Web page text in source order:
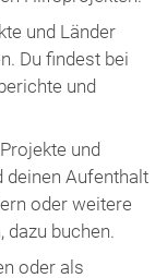
und Länder
Du findest bei
und
und
deinen Aufenthalt
oder weitere
dazu buchen.
oder als